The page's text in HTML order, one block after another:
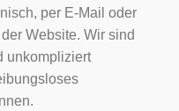
per E-Mail oder
Website. Wir sind
unkompliziert